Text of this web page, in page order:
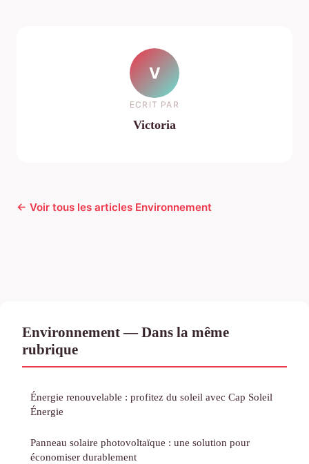
V
ECRIT PAR
Victoria
← Voir tous les articles Environnement
Environnement — Dans la même
rubrique
Énergie renouvelable : profitez du soleil avec Cap Soleil
Énergie
Panneau solaire photovoltaïque : une solution pour
économiser durablement